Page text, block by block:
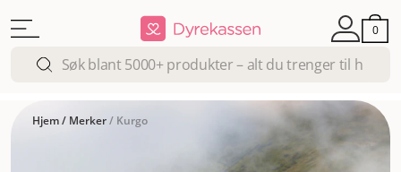
0
Hjem/ Merker/ Kurgo